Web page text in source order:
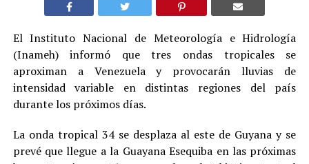
El Instituto Nacional de Meteorología e Hidrología
(Inameh) informó que tres ondas tropicales se
aproximan a Venezuela y provocarán lluvias de
intensidad variable en distintas regiones del país
durante los próximos días.
La onda tropical 34 se desplaza al este de Guyana y se
prevé que llegue a la Guayana Esequiba en las próximas